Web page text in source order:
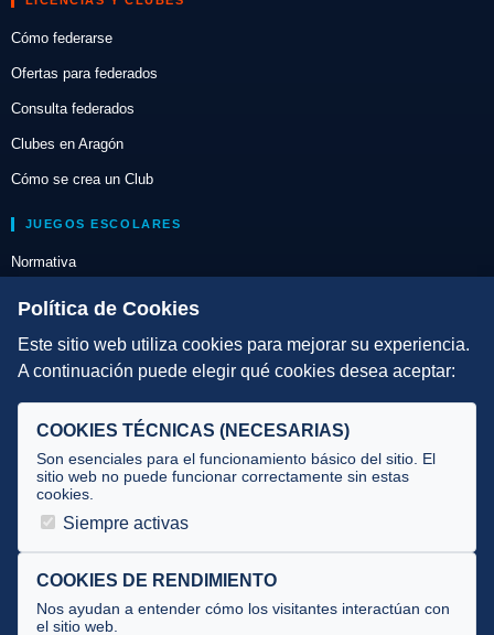
Cómo federarse
Ofertas para federados
Consulta federados
Clubes en Aragón
Cómo se crea un Club
JUEGOS ESCOLARES
Normativa
Escuelas de Triatlón
DIRECCIÓN TÉCNICA
Selecciones
Tecnificación
JUECES Y OFICIALES
Documentos
Cursos
Política de Cookies
Este sitio web utiliza cookies para mejorar su experiencia.
A continuación puede elegir qué cookies desea aceptar:
COOKIES TÉCNICAS (NECESARIAS)
Son esenciales para el funcionamiento básico del sitio. El
sitio web no puede funcionar correctamente sin estas
cookies.
Siempre activas
COOKIES DE RENDIMIENTO
Nos ayudan a entender cómo los visitantes interactúan con
el sitio web.